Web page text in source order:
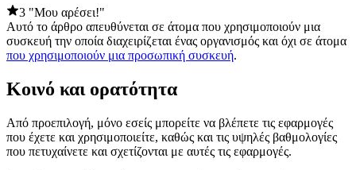
3 "Μου αρέσει!"
Αυτό το άρθρο απευθύνεται σε άτομα που χρησιμοποιούν μια
συσκευή την οποία διαχειρίζεται ένας οργανισμός και όχι σε άτομα
που χρησιμοποιούν μια προσωπική συσκευή.
Κοινό και ορατότητα
Από προεπιλογή, μόνο εσείς μπορείτε να βλέπετε τις εφαρμογές
που έχετε και χρησιμοποιείτε, καθώς και τις υψηλές βαθμολογίες
που πετυχαίνετε και σχετίζονται με αυτές τις εφαρμογές.